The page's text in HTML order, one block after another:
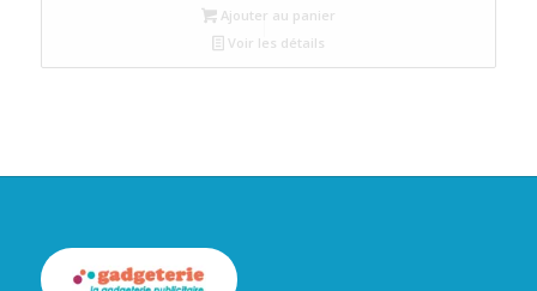
Ajouter au panier
Voir les détails